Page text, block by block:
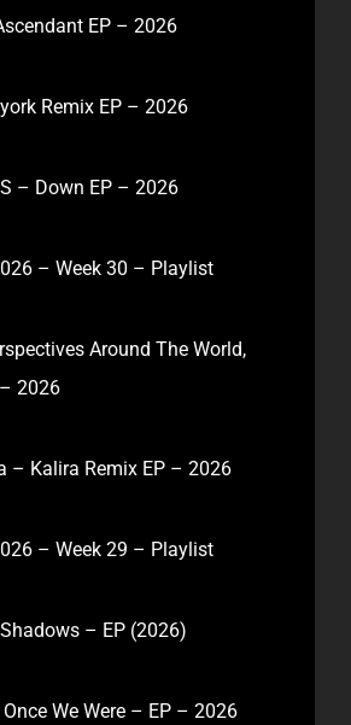
EP – 2026
Remix EP – 2026
– Down EP – 2026
– Week 30 – Playlist
Around The World,
2026
– Kalira Remix EP – 2026
– Week 29 – Playlist
– EP (2026)
We Were – EP – 2026